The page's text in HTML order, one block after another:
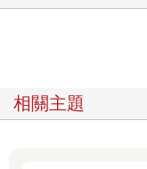
相關主題